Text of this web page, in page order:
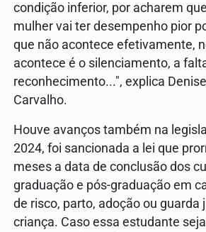
condição inferior, por acharem
mulher vai ter desempenho pior
que não acontece efetivamente,
acontece é o silenciamento, a
reconhecimento...", explica
Carvalho.
Houve avanços também na
2024, foi sancionada a lei que
meses a data de conclusão dos
graduação e pós-graduação em
de risco, parto, adoção ou guarda
criança. Caso essa estudante